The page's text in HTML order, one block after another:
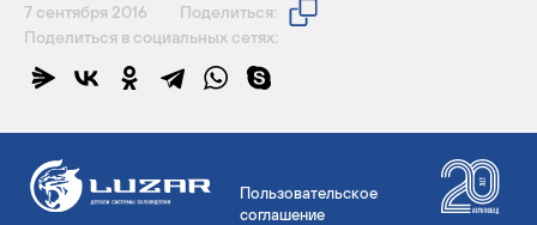
7 сентября 2016
Поделиться:
Поделиться в социальных сетях:
Пользовательское
соглашение